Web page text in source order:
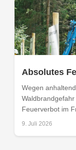
Absolutes
Wegen
Feuerverbot im
9. Juli 2026